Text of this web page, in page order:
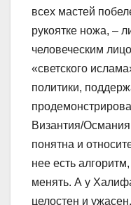
всех мастей
рукоятке ножа, –
человеческим
«светского
политики,
Византия/
понятна и
нее есть
менять. А у
целостен и